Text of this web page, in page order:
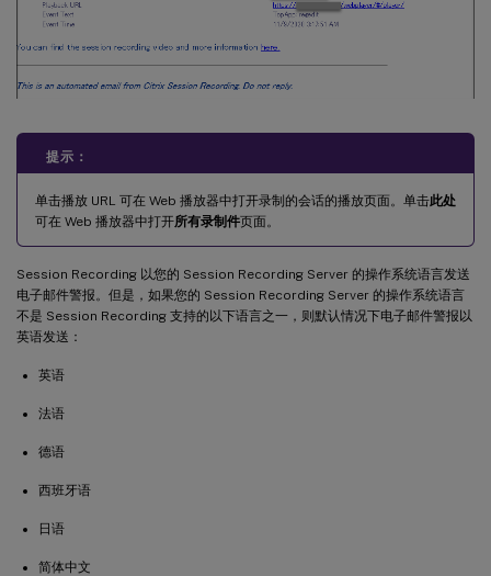
提示：
单击播放 URL 可在 Web 播放器中打开录制的会话的播放页面。单击此处
可在 Web 播放器中打开所有录制件页面。
Session Recording 以您的 Session Recording Server 的操作系统语言发送
电子邮件警报。但是，如果您的 Session Recording Server 的操作系统语言
不是 Session Recording 支持的以下语言之一，则默认情况下电子邮件警报以
英语发送：
英语
法语
德语
西班牙语
日语
简体中文